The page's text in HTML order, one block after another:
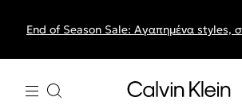
End of Season Sale: Αγαπημένα styles,
εντός 60 ημερών